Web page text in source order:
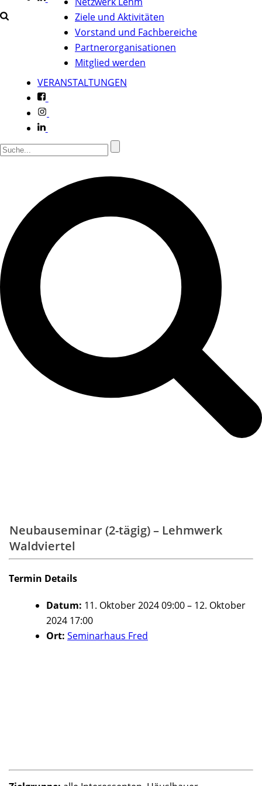
Ziele und Aktivitäten
Vorstand und Fachbereiche
Partnerorganisationen
Mitglied werden
VERANSTALTUNGEN
f
l
Neubauseminar (2-tägig) – Lehmwerk
Waldviertel
Termin Details
Datum: 11. Oktober 2024 09:00– 12. Oktober
2024 17:00
Ort: Seminarhaus Fred